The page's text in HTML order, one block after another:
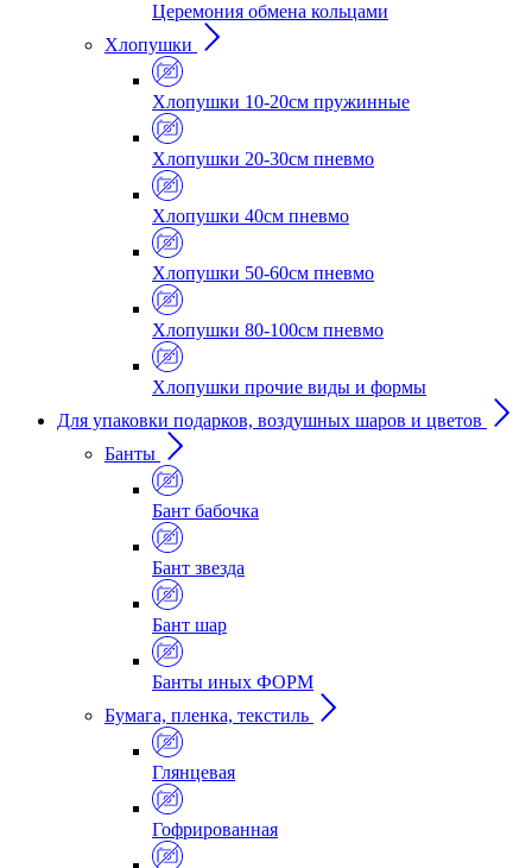
Церемония обмена кольцами
Хлопушки
Хлопушки 10-20см пружинные
Хлопушки 20-30см пневмо
Хлопушки 40см пневмо
Хлопушки 50-60см пневмо
Хлопушки 80-100см пневмо
Хлопушки прочие виды и формы
Для упаковки подарков, воздушных шаров и цветов
Банты
Бант бабочка
Бант звезда
Бант шар
Банты иных ФОРМ
Бумага, пленка, текстиль
Глянцевая
Гофрированная